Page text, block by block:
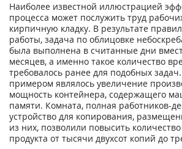
Наиболее известной иллюстрацией
процесса может послужить труд
кирпичную кладку. В результате
работы, задача по облицовке
была выполнена в считанные дни
месяцев, а именно такое количество
требовалось ранее для подобных
примером являлось увеличение
мощность контейнера, содержащего
памяти. Комната, полная работников-
устройство для копирования,
из них, позволили повысить
продукта от тысячи двухсот копий до